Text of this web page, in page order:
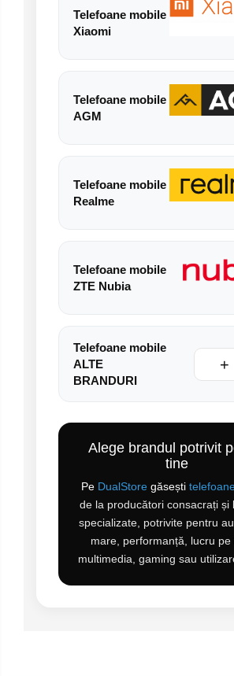
Telefoane mobile
Xiaomi
Telefoane mobile
AGM
Telefoane mobile
Realme
Telefoane mobile
ZTE Nubia
Telefoane mobile
ALTE
BRANDURI
+
Alege brandul potrivit
tine
Pe DualStore găsești
de la producători consacrați și
specializate, potrivite pentru
mare, performanță, lucru pe
multimedia, gaming sau